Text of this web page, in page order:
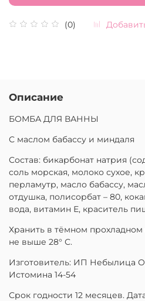
(0)
Описание
БОМБА ДЛЯ ВАННЫ
С маслом бабассу и миндаля
Состав: бикарбонат натрия
соль морская, молоко сухое,
перламутр, масло бабассу,
отдушка, полисорбат – 80,
вода, витамин Е, краситель
Хранить в тёмном
не выше 28° С.
Изготовитель: ИП Небылица
Истомина 14-54
Срок годности 12 месяцев.